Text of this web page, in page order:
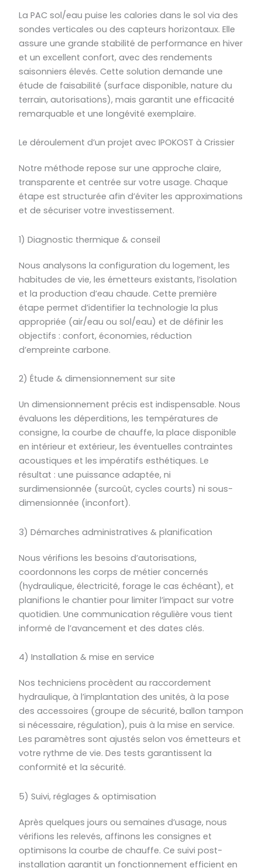
La PAC sol/eau puise les calories dans le sol via des
sondes verticales ou des capteurs horizontaux. Elle
assure une grande stabilité de performance en hiver
et un excellent confort, avec des rendements
saisonniers élevés. Cette solution demande une
étude de faisabilité (surface disponible, nature du
terrain, autorisations), mais garantit une efficacité
remarquable et une longévité exemplaire.
Le déroulement d’un projet avec IPOKOST à Crissier
Notre méthode repose sur une approche claire,
transparente et centrée sur votre usage. Chaque
étape est structurée afin d’éviter les approximations
et de sécuriser votre investissement.
1) Diagnostic thermique & conseil
Nous analysons la configuration du logement, les
habitudes de vie, les émetteurs existants, l’isolation
et la production d’eau chaude. Cette première
étape permet d’identifier la technologie la plus
appropriée (air/eau ou sol/eau) et de définir les
objectifs : confort, économies, réduction
d’empreinte carbone.
2) Étude & dimensionnement sur site
Un dimensionnement précis est indispensable. Nous
évaluons les déperditions, les températures de
consigne, la courbe de chauffe, la place disponible
en intérieur et extérieur, les éventuelles contraintes
acoustiques et les impératifs esthétiques. Le
résultat : une puissance adaptée, ni
surdimensionnée (surcoût, cycles courts) ni sous-
dimensionnée (inconfort).
3) Démarches administratives & planification
Nous vérifions les besoins d’autorisations,
coordonnons les corps de métier concernés
(hydraulique, électricité, forage le cas échéant), et
planifions le chantier pour limiter l’impact sur votre
quotidien. Une communication régulière vous tient
informé de l’avancement et des dates clés.
4) Installation & mise en service
Nos techniciens procèdent au raccordement
hydraulique, à l’implantation des unités, à la pose
des accessoires (groupe de sécurité, ballon tampon
si nécessaire, régulation), puis à la mise en service.
Les paramètres sont ajustés selon vos émetteurs et
votre rythme de vie. Des tests garantissent la
conformité et la sécurité.
5) Suivi, réglages & optimisation
Après quelques jours ou semaines d’usage, nous
vérifions les relevés, affinons les consignes et
optimisons la courbe de chauffe. Ce suivi post-
installation garantit un fonctionnement efficient en